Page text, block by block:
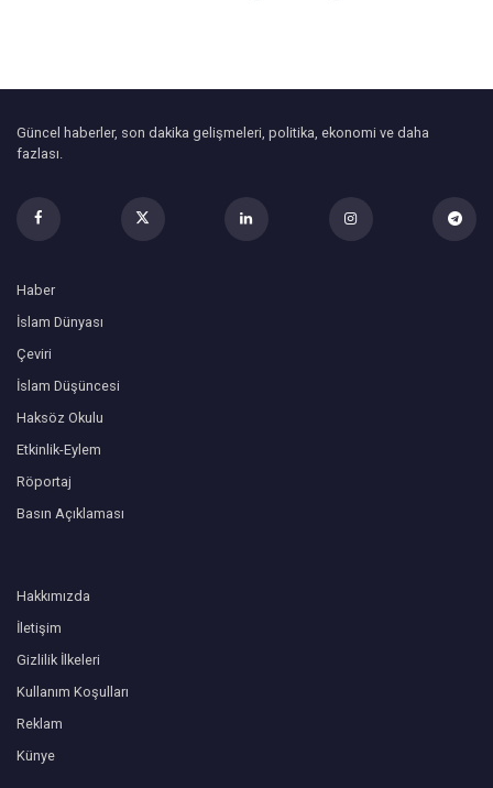
Güncel haberler, son dakika gelişmeleri, politika, ekonomi ve daha
fazlası.
Haber
İslam Dünyası
Çeviri
İslam Düşüncesi
Haksöz Okulu
Etkinlik-Eylem
Röportaj
Basın Açıklaması
Hakkımızda
İletişim
Gizlilik İlkeleri
Kullanım Koşulları
Reklam
Künye